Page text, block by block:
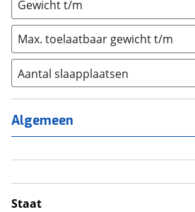
Gewicht t/m
Max. toelaatbaar gewicht t/m
Aantal slaapplaatsen
1 (0)
2 (0)
3 (0)
Algemeen
Staat